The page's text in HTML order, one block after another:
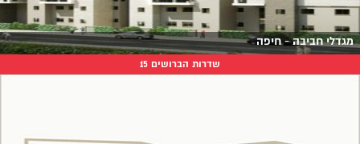
מגדלי חביבה - חיפה
שדרות הברושים 15